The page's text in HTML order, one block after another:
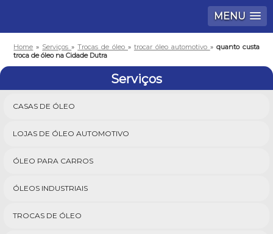
MENU
Home » Serviços»Trocas de óleo » trocar óleo automotivo » quanto custa
troca de óleo na Cidade Dutra
Serviços
CASAS DE ÓLEO
LOJAS DE ÓLEO AUTOMOTIVO
ÓLEO PARA CARROS
ÓLEOS INDUSTRIAIS
TROCAS DE ÓLEO